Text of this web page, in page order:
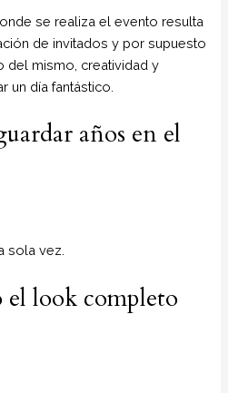
se realiza el evento resulta
de invitados y por supuesto
mismo, creatividad y
un día fantástico.
años en el
sola vez.
look completo